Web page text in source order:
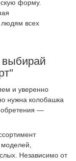
форму.
людям всех
выбирай
и уверенно
нужна колобашка
—
моделей,
Независимо от